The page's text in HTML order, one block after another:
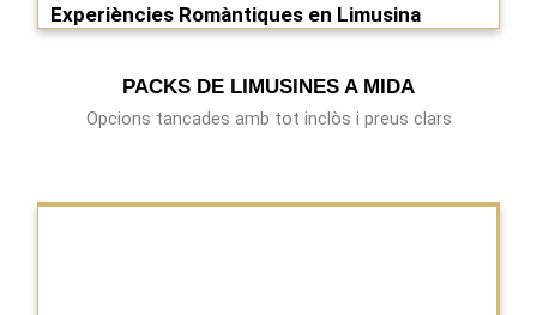
Experiències Romàntiques en Limusina
PACKS DE LIMUSINES A MIDA
Opcions tancades amb tot inclòs i preus clars